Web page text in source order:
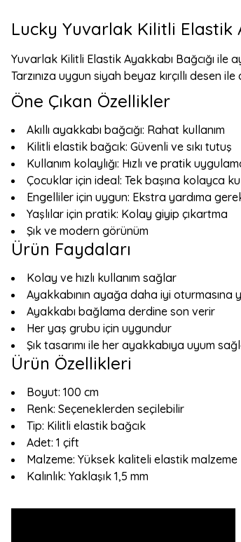
Lucky Yuvarlak Kilitli Elastik
Yuvarlak Kilitli Elastik Ayakkabı Bağcığı ile
Tarzınıza uygun siyah beyaz kırçıllı desen ile
Öne Çıkan Özellikler
Akıllı ayakkabı bağcığı: Rahat kullanım
Kilitli elastik bağcık: Güvenli ve sıkı tutuş
Kullanım kolaylığı: Hızlı ve pratik
Çocuklar için ideal: Tek başına kolayca
Engelliler için uygun: Ekstra yardıma
Yaşlılar için pratik: Kolay giyip çıkartma
Şık ve modern görünüm
Ürün Faydaları
Kolay ve hızlı kullanım sağlar
Ayakkabının ayağa daha iyi oturmasına
Ayakkabı bağlama derdine son verir
Her yaş grubu için uygundur
Şık tasarımı ile her ayakkabıya uyum
Ürün Özellikleri
Boyut: 100 cm
Renk: Seçeneklerden seçilebilir
Tip: Kilitli elastik bağcık
Adet: 1 çift
Malzeme: Yüksek kaliteli elastik malzeme
Kalınlık: Yaklaşık 1,5 mm